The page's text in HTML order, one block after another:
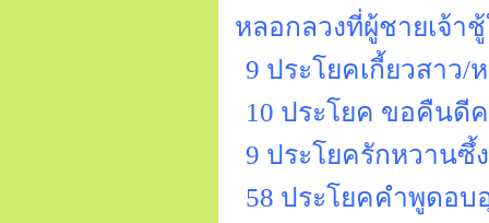
หลอกลวงที่ผู้ชายเจ้า
9 ประโยคเกี้ยวสาว/
10 ประโยค ขอคืนดี
9 ประโยครักหวานซึ้ง
58 ประโยคคำพูดอบ